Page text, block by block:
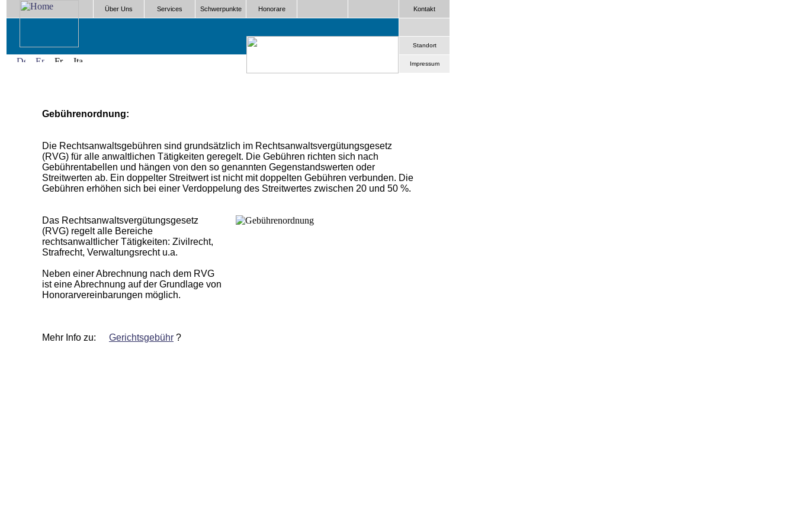
Über Uns Services Schwerpunkte Honorare Kontakt
Standort
Impressum
Gebührenordnung:
Die Rechtsanwaltsgebühren sind grundsätzlich im Rechtsanwaltsvergütungsgesetz
(RVG) für alle anwaltlichen Tätigkeiten geregelt. Die Gebühren richten sich nach
Gebührentabellen und hängen von den so genannten Gegenstandswerten oder
Streitwerten ab. Ein doppelter Streitwert ist nicht mit doppelten Gebühren verbunden. Die
Gebühren erhöhen sich bei einer Verdoppelung des Streitwertes zwischen 20 und 50 %.
Das Rechtsanwaltsvergütungsgesetz
(RVG) regelt alle Bereiche
rechtsanwaltlicher Tätigkeiten: Zivilrecht,
Strafrecht, Verwaltungsrecht u.a.
Neben einer Abrechnung nach dem RVG
ist eine Abrechnung auf der Grundlage von
Honorarvereinbarungen möglich.
Mehr Info zu: Gerichtsgebühr ?